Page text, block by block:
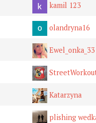
kamil 123
olandryna16
Ewel_onka_33
Katarzyna
plishing